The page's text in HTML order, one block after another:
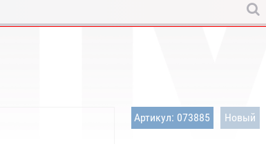
Артикул: 073885 Новый